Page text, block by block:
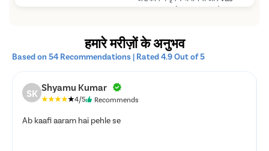
है।
deferens को अलग करता है।
रखते हुए, सर्जन फिर शुक्राणु को नीचे
की ओर विच्छेदित करता है। असामान्य
नसों का सामना करने के बाद, प्रत्येक
हमारे मरीज़ों के अनुभव
Based on 54 Recommendations | Rated 4.9 Out of 5
SK Shyamu Kumar
4/5 Recommends
Ab kaafi aaram hai pehle se